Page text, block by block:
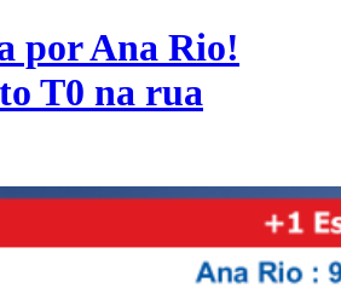
por Ana Rio!
T0 na rua